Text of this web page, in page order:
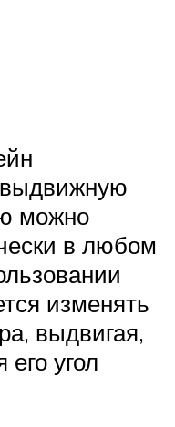
выдвижную
можно
в любом
изменять
выдвигая,
угол